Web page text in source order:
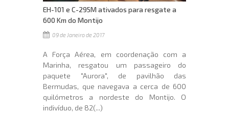
EH-101 e C-295M ativados para resgate a
600 Km do Montijo
09 de Janeiro de 2017
A Força Aérea, em coordenação com a
Marinha, resgatou um passageiro do
paquete "Aurora", de pavilhão das
Bermudas, que navegava a cerca de 600
quilómetros a nordeste do Montijo. O
indivíduo, de 82(...)